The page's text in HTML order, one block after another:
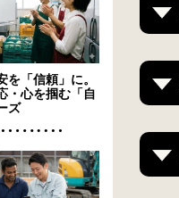
を「信頼」に。
・心を掴む「自
ズ